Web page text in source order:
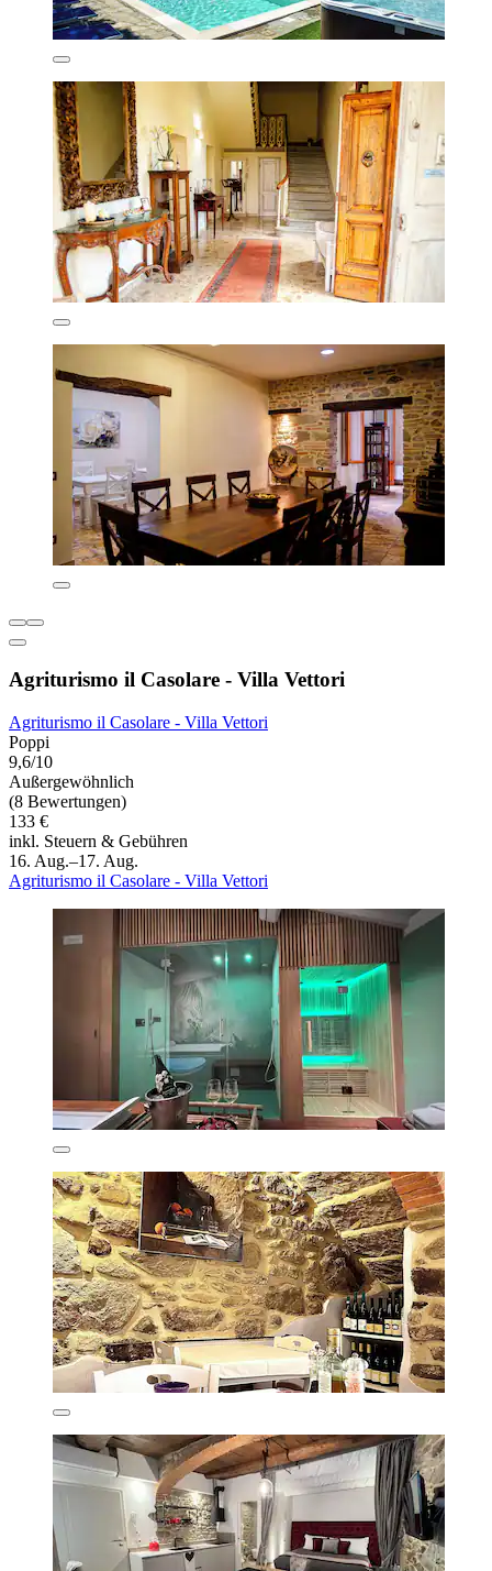
Agriturismo il Casolare - Villa Vettori
Agriturismo il Casolare - Villa Vettori
Poppi
9,6/10
Außergewöhnlich
(8 Bewertungen)
133 €
inkl. Steuern & Gebühren
16. Aug.–17. Aug.
Agriturismo il Casolare - Villa Vettori